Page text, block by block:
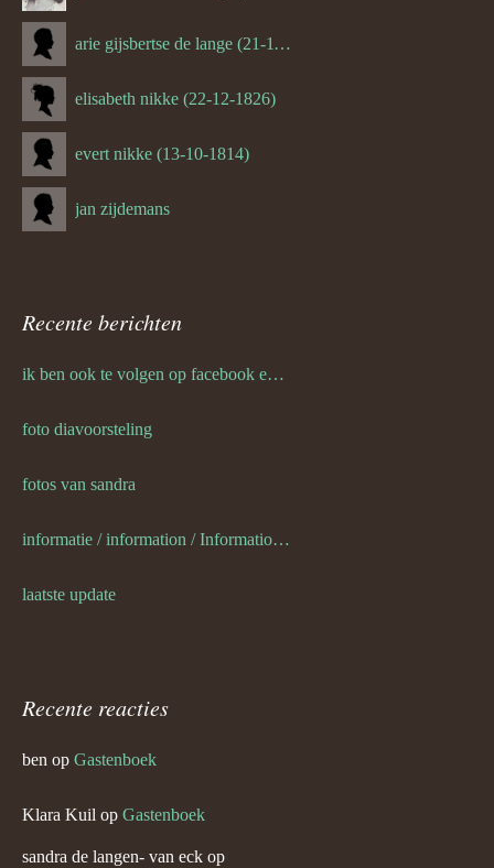
arie gijsbertse de lange (21-11-1675)
elisabeth nikke (22-12-1826)
evert nikke (13-10-1814)
jan zijdemans
Recente berichten
ik ben ook te volgen op facebook en twitter
foto diavoorsteling
fotos van sandra
informatie / information / Informationen / l information
laatste update
Recente reacties
ben op Gastenboek
Klara Kuil op Gastenboek
sandra de langen- van eck op